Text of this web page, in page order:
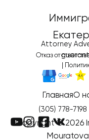
Attorney
Отказ от
ГлавнаяО
(305) 778-7198
Copyright © 2026